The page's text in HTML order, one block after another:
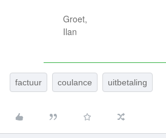
Groet,
Ilan
factuur coulance uitbetaling